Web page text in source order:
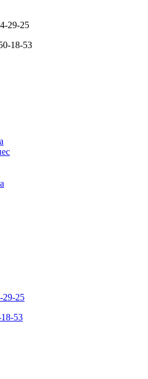
29-25
18-53
29-25
53